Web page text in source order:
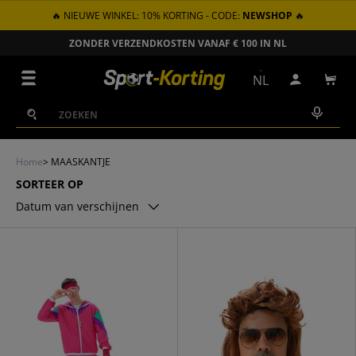
GA NAAR INHOUD
🔥 NIEUWE WINKEL: 10% KORTING - CODE: NEWSHOP 🔥
ZONDER VERZENDKOSTEN VANAF € 100 IN NL
Zoeken
Zoeken
NL Inloggen
Home> MAASKANTJE
SORTEER OP
Datum van verschijnen